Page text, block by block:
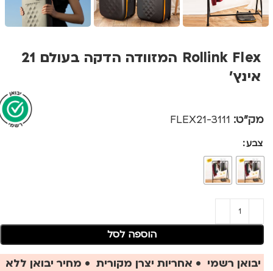
Rollink Flex המזוודה הדקה בעולם 21
אינץ'
מק"ט: 3111-FLEX21
צבע
הוספה לסל
יבואן רשמי • אחריות יצרן מקורית • מחיר יבואן ללא